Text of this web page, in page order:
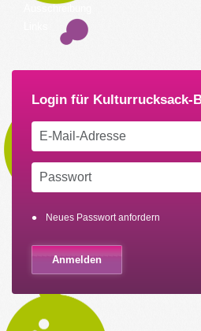
Ausschreibung
Neues Passwort anfordern